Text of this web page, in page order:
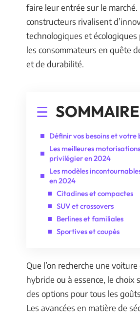
faire leur entrée sur le marché.
constructeurs rivalisent
technologiques et écologiques
les consommateurs en quête
et de durabilité.
SOMMAIRE
Définir vos besoins et votre
Les meilleures
privilégier en 2024
Les modèles
en 2024
Citadines et compactes
SUV et crossovers
Berlines et familiales
Sportives et coupés
Que l’on recherche une
hybride ou à essence, le choix
des options pour tous les
Les avancées en matière de